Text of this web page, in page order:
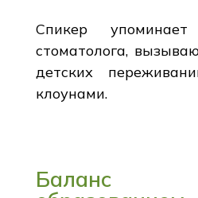
Спикер
стоматолога,
детских
клоунами.
Баланс